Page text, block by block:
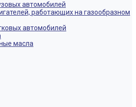
автомобилей
работающих на газообразном
автомобилей
масла